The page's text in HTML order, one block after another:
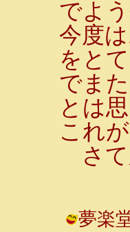
でよ
今度
をと
でま
とは
これ
さて
夢楽